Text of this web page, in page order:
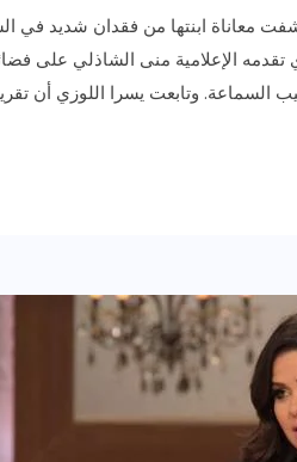
معاناة ابنتها من فقدان شديد في
السماعة. وتابعت يسرا اللوزي أن